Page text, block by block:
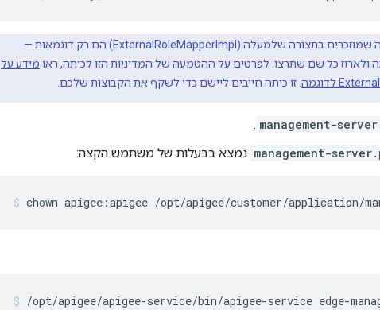
סיווג ההטמעה ושם החבילה שמוזכרים בתצורה שלמעלה (ExternalRoleMapperImpl) הם רק דוגמאות —
ולארוז כל שם שתרצו. לפרטים על ההטמעה של המדיניות הזו לכיתה, ראו מידע על
. זו כיתה חייבים ליישם כדי לשקף את הקבוצות שלכם.
management-
.
management- נמצא בבעלות של משתמש הקצה:
chown apigee:apigee /opt/apigee/customer/application/
/opt/apigee/apigee-service/bin/apigee-service edge-